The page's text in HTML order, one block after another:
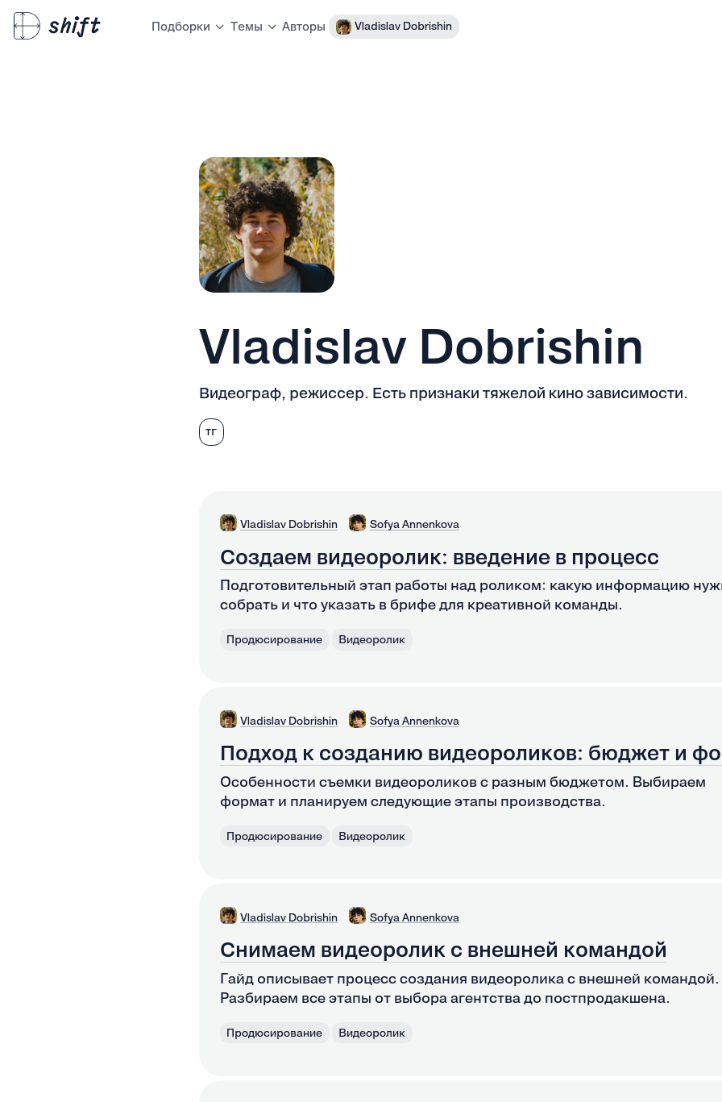
Подборки Темы Авторы Vladislav Dobrishin
Vladislav Dobrishin
Видеограф, режиссер. Есть признаки тяжелой кино зависимости.
тг
Vladislav Dobrishin Sofya Annenkova
Создаем видеоролик: введение в процесс
Подготовительный этап работы над роликом: какую информацию
собрать и что указать в брифе для креативной команды.
Продюсирование Видеоролик
Vladislav Dobrishin Sofya Annenkova
Подход к созданию видеороликов: бюджет и
Особенности съемки видеороликов с разным бюджетом. Выбираем
формат и планируем следующие этапы производства.
Продюсирование Видеоролик
Vladislav Dobrishin Sofya Annenkova
Снимаем видеоролик с внешней командой
Гайд описывает процесс создания видеоролика с внешней командой.
Разбираем все этапы от выбора агентства до постпродакшена.
Продюсирование Видеоролик